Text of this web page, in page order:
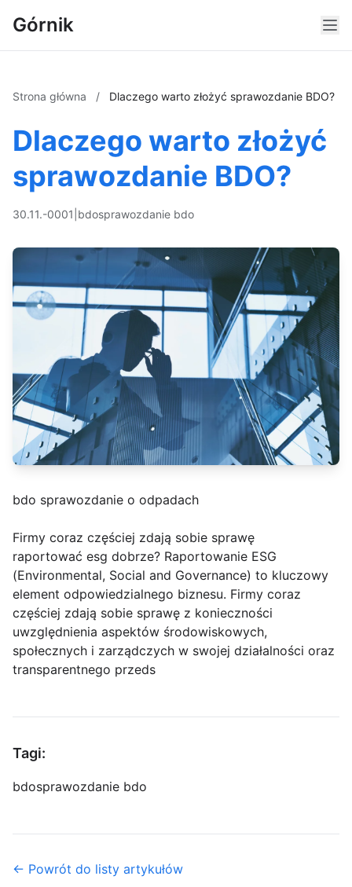
Górnik
Strona główna / Dlaczego warto złożyć sprawozdanie BDO?
Dlaczego warto złożyć
sprawozdanie BDO?
30.11.-0001 bdosprawozdanie bdo
bdo sprawozdanie o odpadach
Firmy coraz częściej zdają sobie sprawę
raportować esg dobrze? Raportowanie ESG
(Environmental, Social and Governance) to kluczowy
element odpowiedzialnego biznesu. Firmy coraz
częściej zdają sobie sprawę z konieczności
uwzględnienia aspektów środowiskowych,
społecznych i zarządczych w swojej działalności oraz
transparentnego przeds
Tagi:
bdosprawozdanie bdo
← Powrót do listy artykułów